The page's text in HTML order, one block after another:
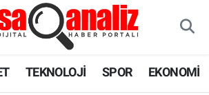
TEKNOLOJİ SPOR EKONOMİ